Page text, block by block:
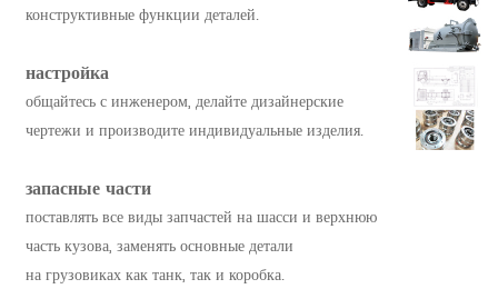
конструктивные функции деталей.
настройка
общайтесь с инженером, делайте дизайнерские
чертежи и производите индивидуальные изделия.
запасные части
поставлять все виды запчастей на шасси и верхнюю
часть кузова, заменять основные детали
на грузовиках как танк, так и коробка.